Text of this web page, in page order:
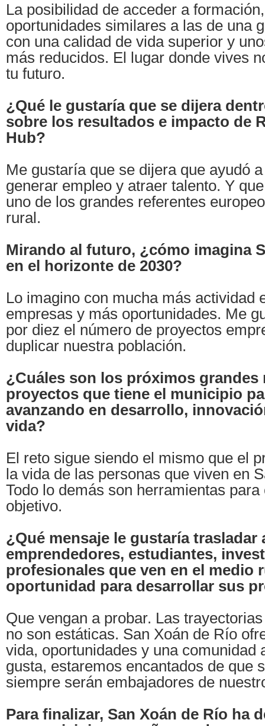
La posibilidad de acceder a
oportunidades similares a las de una
con una calidad de vida superior y
más reducidos. El lugar donde vives
tu futuro.
¿Qué le gustaría que se dijera
sobre los resultados e impacto de
Hub?
Me gustaría que se dijera que ayudó
generar empleo y atraer talento. Y
uno de los grandes referentes
rural.
Mirando al futuro, ¿cómo imagina
en el horizonte de 2030?
Lo imagino con mucha más actividad
empresas y más oportunidades. Me
por diez el número de proyectos
duplicar nuestra población.
¿Cuáles son los próximos grandes
proyectos que tiene el municipio
avanzando en desarrollo,
vida?
El reto sigue siendo el mismo que el
la vida de las personas que viven en
Todo lo demás son herramientas
objetivo.
¿Qué mensaje le gustaría trasladar
emprendedores, estudiantes,
profesionales que ven en el medio
oportunidad para desarrollar sus
Que vengan a probar. Las
no son estáticas. San Xoán de Río
vida, oportunidades y una comunidad
gusta, estaremos encantados de que
siempre serán embajadores de
Para finalizar, San Xoán de Río ha